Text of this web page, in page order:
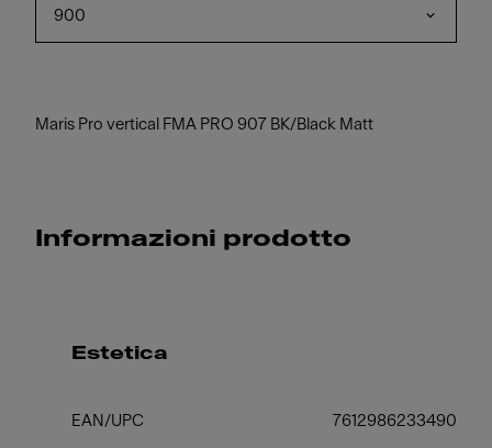
900
Maris Pro vertical FMA PRO 907 BK/Black Matt
Informazioni prodotto
Estetica
EAN/UPC 7612986233490